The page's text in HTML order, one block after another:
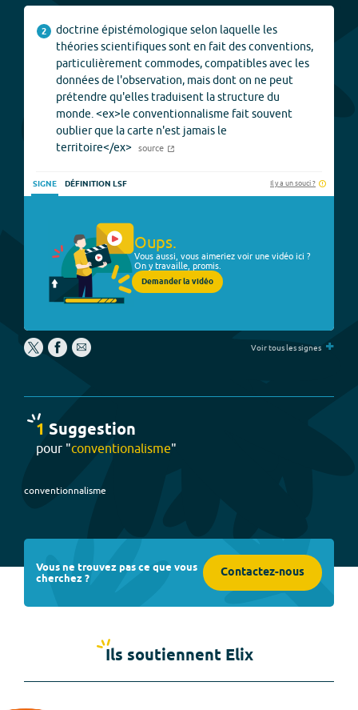
2
doctrine épistémologique selon laquelle les
théories scientifiques sont en fait des conventions,
particulièrement commodes, compatibles avec les
données de l'observation, mais dont on ne peut
prétendre qu'elles traduisent la structure du
monde. <ex>le conventionnalisme fait souvent
oublier que la carte n'est jamais le
territoire</ex>
source
SIGNE DÉFINITION LSF Il y a un souci ?
Oups.
Vous aussi, vous aimeriez voir une vidéo ici ?
On y travaille, promis.
Demander la vidéo
Voir tous les signes +
1 Suggestion
pour "conventionalisme"
conventionnalisme
Vous ne trouvez pas ce que vous
cherchez ? Contactez-nous
Ils soutiennent Elix